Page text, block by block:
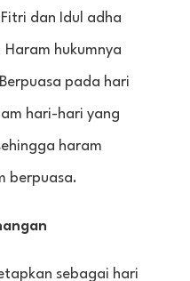
dan Idul adha
hukumnya
pada hari
hari-hari yang
haram
berpuasa.
sebagai hari